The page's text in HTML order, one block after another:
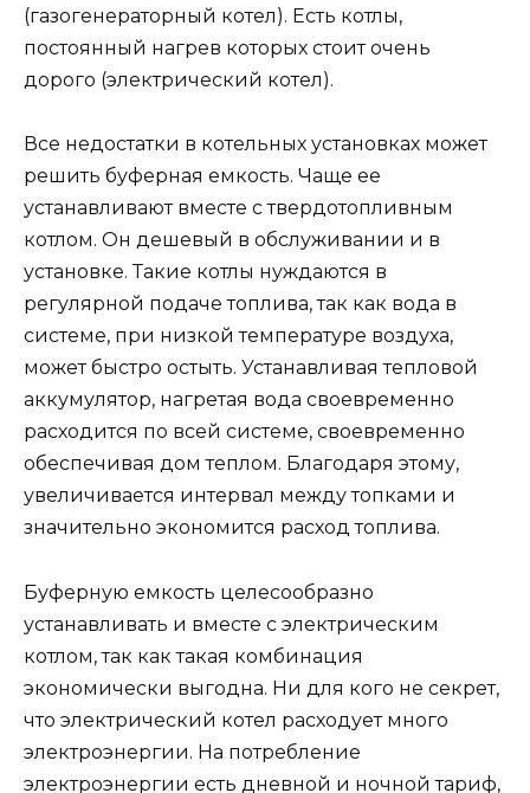
(газогенераторный котел). Есть котлы,
постоянный нагрев которых стоит очень
дорого (электрический котел).
Все недостатки в котельных установках может
решить буферная емкость. Чаще ее
устанавливают вместе с твердотопливным
котлом. Он дешевый в обслуживании и в
установке. Такие котлы нуждаются в
регулярной подаче топлива, так как вода в
системе, при низкой температуре воздуха,
может быстро остыть. Устанавливая тепловой
аккумулятор, нагретая вода своевременно
расходится по всей системе, своевременно
обеспечивая дом теплом. Благодаря этому,
увеличивается интервал между топками и
значительно экономится расход топлива.
Буферную емкость целесообразно
устанавливать и вместе с электрическим
котлом, так как такая комбинация
экономически выгодна. Ни для кого не секрет,
что электрический котел расходует много
электроэнергии. На потребление
электроэнергии есть дневной и ночной тариф,